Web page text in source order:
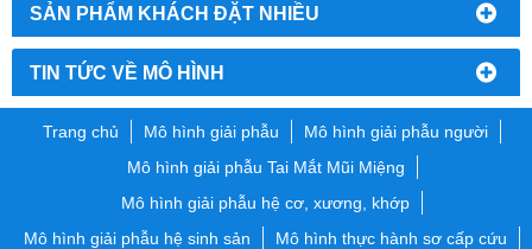
SẢN PHẨM KHÁCH ĐẶT NHIỀU
TIN TỨC VỀ MÔ HÌNH
Trang chủ Mô hình giải phẫu
Mô hình giải phẫu người
Mô hình giải phẫu Tai Mắt Mũi Miệng
Mô hình giải phẫu hệ cơ, xương, khớp
Mô hình giải phẫu hệ sinh sản
Mô hình thực hành sơ cấp cứu